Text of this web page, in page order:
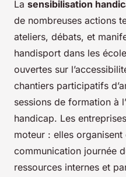
La sensibilisation
de nombreuses actions
ateliers, débats, et
handisport dans les
ouvertes sur
chantiers participatifs
sessions de formation à
handicap. Les
moteur : elles
communication journée
ressources internes et